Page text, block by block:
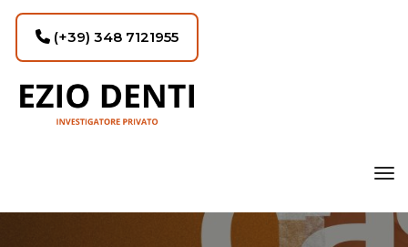
(+39) 348 7121955